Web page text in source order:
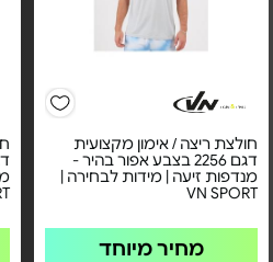
חולצת ריצה / אימון מקצועית
דגם 2256 בצבע אפור בהיר -
מנדפות זיעה | מידות לבחירה |
VN SPORT
מחיר מיוחד